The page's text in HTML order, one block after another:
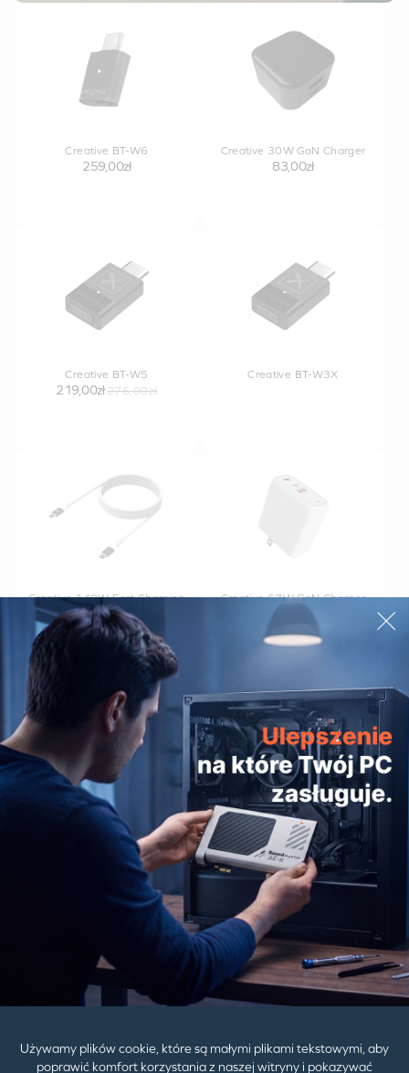
Używamy plików cookie, które są małymi plikami tekstowymi, aby
poprawić komfort korzystania z naszej witryny i pokazywać
Creative BT-W6
259,00zł
Creative 30W GaN Charger
83,00zł
Creative BT-W5
219,00zł276,00zł
Creative BT-W3X
Creative 140W Fast Charging
Cable
89,00zł
Creative 67W GaN Charger
199,00zł 329,00zł
Creative 100W GaN Charger
529,00zł
Creative 140W GaN Charger
319,00zł799,00zł